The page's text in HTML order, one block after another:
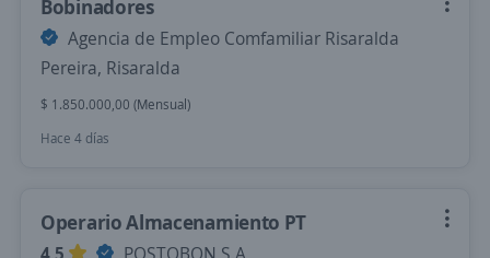
Bobinadores
Agencia de Empleo Comfamiliar Risaralda
Pereira, Risaralda
$ 1.850.000,00 (Mensual)
Hace 4 días
Operario Almacenamiento PT